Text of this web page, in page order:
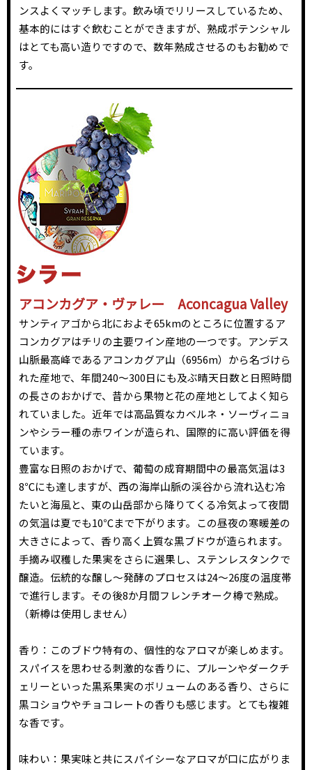
ンスよくマッチします。飲み頃でリリースしているため、
基本的にはすぐ飲むことができますが、熟成ポテンシャル
はとても高い造りですので、数年熟成させるのもお勧めで
す。
アコンカグア・ヴァレー Aconcagua Valley
サンティアゴから北におよそ65kmのところに位置するア
コンカグアはチリの主要ワイン産地の一つです。アンデス
山脈最高峰であるアコンカグア山（6956m）から名づけら
れた産地で、年間240～300日にも及ぶ晴天日数と日照時間
の長さのおかげで、昔から果物と花の産地としてよく知ら
れていました。近年では高品質なカベルネ・ソーヴィニョ
ンやシラー種の赤ワインが造られ、国際的に高い評価を得
ています。
豊富な日照のおかげで、葡萄の成育期間中の最高気温は3
8℃にも達しますが、西の海岸山脈の渓谷から流れ込む冷
たいと海風と、東の山岳部から降りてくる冷気よって夜間
の気温は夏でも10℃まで下がります。この昼夜の寒暖差の
大きさによって、香り高く上質な黒ブドウが造られます。
手摘み収穫した果実をさらに選果し、ステンレスタンクで
醸造。伝統的な醸し～発酵のプロセスは24～26度の温度帯
で進行します。その後8か月間フレンチオーク樽で熟成。
（新樽は使用しません）
香り：このブドウ特有の、個性的なアロマが楽しめます。
スパイスを思わせる刺激的な香りに、プルーンやダークチ
ェリーといった黒系果実のボリュームのある香り、さらに
黒コショウやチョコレートの香りも感じます。とても複雑
な香です。
味わい：果実味と共にスパイシーなアロマが口に広がりま